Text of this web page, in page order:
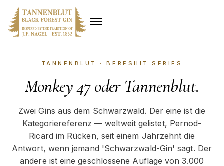
TANNENBLUT · BERESHIT SERIES
Monkey 47 oder Tannenblut.
Zwei Gins aus dem Schwarzwald. Der eine ist die
Kategoriereferenz — weltweit gelistet, Pernod-
Ricard im Rücken, seit einem Jahrzehnt die
Antwort, wenn jemand 'Schwarzwald-Gin' sagt. Der
andere ist eine geschlossene Auflage von 3.000